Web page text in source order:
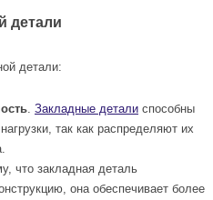
детали
детали:
Закладные детали способны
так как распределяют их
что закладная деталь
она обеспечивает более